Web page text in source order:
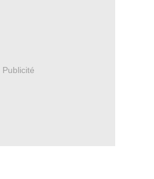
Publicité